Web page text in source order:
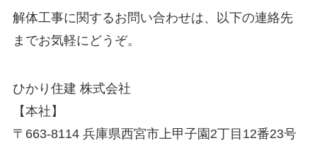
解体工事に関するお問い合わせは、以下の連絡先
までお気軽にどうぞ。
ひかり住建 株式会社
【本社】
〒663-8114 兵庫県西宮市上甲子園2丁目12番23号